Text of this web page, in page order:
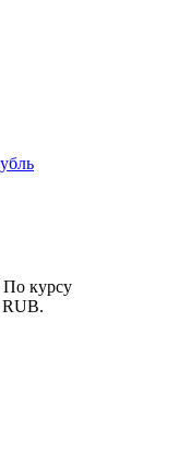
По курсу
RUB.